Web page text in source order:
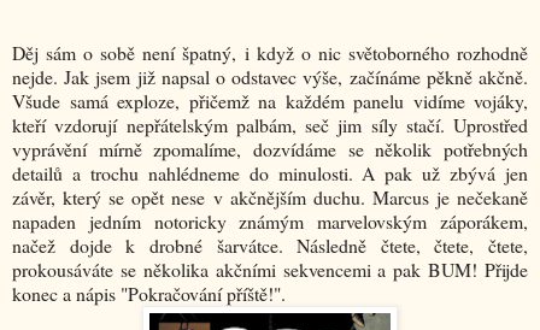
Děj sám o sobě není špatný, i když o nic světoborného rozhodně
nejde. Jak jsem již napsal o odstavec výše, začínáme pěkně akčně.
Všude samá exploze, přičemž na každém panelu vidíme vojáky,
kteří vzdorují nepřátelským palbám, seč jim síly stačí. Uprostřed
vyprávění mírně zpomalíme, dozvídáme se několik potřebných
detailů a trochu nahlédneme do minulosti. A pak už zbývá jen
závěr, který se opět nese v akčnějším duchu. Marcus je nečekaně
napaden jedním notoricky známým marvelovským záporákem,
načež dojde k drobné šarvátce. Následně čtete, čtete, čtete,
prokousáváte se několika akčními sekvencemi a pak BUM! Přijde
konec a nápis "Pokračování příště!".